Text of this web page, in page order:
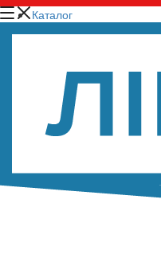
Каталог